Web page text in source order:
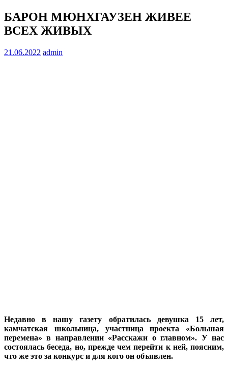
БАРОН МЮНХГАУЗЕН ЖИВЕЕ
ВСЕХ ЖИВЫХ
21.06.2022 admin
Недавно в нашу газету обратилась девушка 15 лет,
камчатская школьница, участница проекта «Большая
перемена» в направлении «Расскажи о главном». У нас
состоялась беседа, но, прежде чем перейти к ней, поясним,
что же это за конкурс и для кого он объявлен.